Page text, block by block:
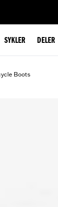
SYKLER DELER
Boots